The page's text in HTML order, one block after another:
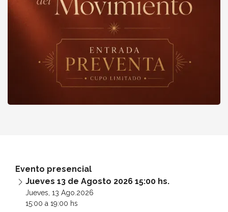
Evento presencial
Jueves 13 de Agosto 2026 15:00 hs.
Jueves, 13 Ago.2026
15:00 a 19:00 hs